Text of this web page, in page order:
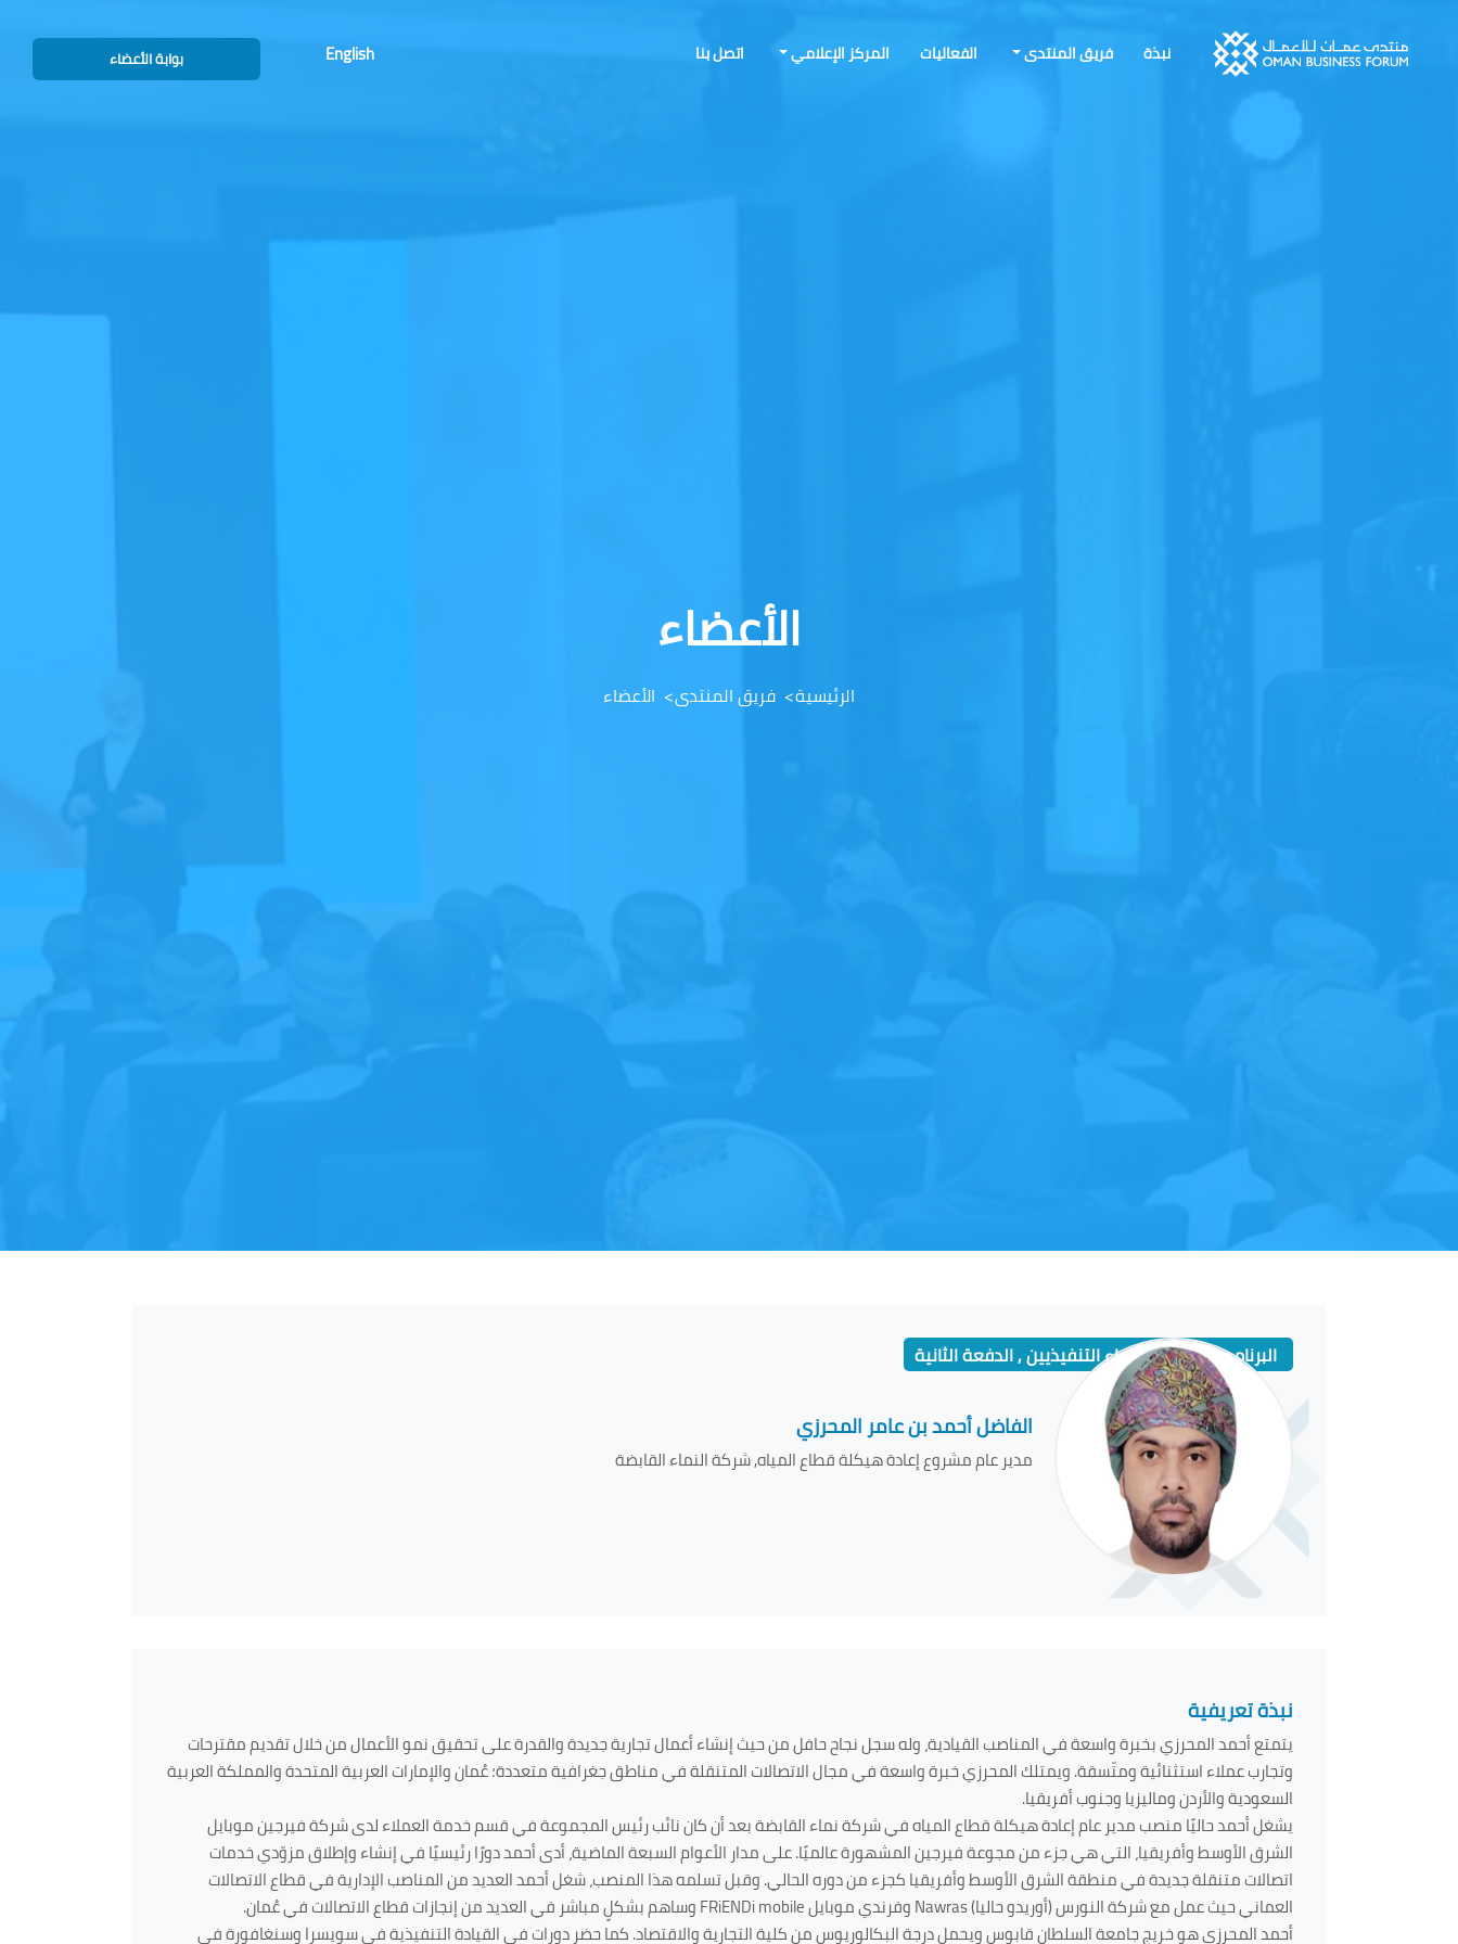
نبذة فريق المنتدى الفعاليات المركز الإعلامي اتصل بنا English بوابة الأعضاء
الأعضاء
الرئيسية فريق المنتدى الأعضاء
البرنامج الوطني للرؤساء التنفيذيين , الدفعة الثانية
الفاضل أحمد بن عامر المحرزي
مدير عام مشروع إعادة هيكلة قطاع المياه, شركة النماء القابضة
نبذة تعريفية
يتمتع أحمد المحرزي بخبرة واسعة في المناصب القيادية، وله سجل نجاح حافل من حيث إنشاء أعمال تجارية جديدة والقدرة على تحقيق نمو الأعمال من خلال تقديم مقترحات
وتجارب عملاء استثنائية ومتّسقة. ويمتلك المحرزي خبرة واسعة في مجال الاتصالات المتنقلة في مناطق جغرافية متعددة؛ عُمان والإمارات العربية المتحدة والمملكة العربية
السعودية والأردن وماليزيا وجنوب أفريقيا.
يشغل أحمد حاليًا منصب مدير عام إعادة هيكلة قطاع المياه في شركة نماء القابضة بعد أن كان نائب رئيس المجموعة في قسم خدمة العملاء لدى شركة فيرجين موبايل
الشرق الأوسط وأفريقيا، التي هي جزء من مجوعة فيرجين المشهورة عالميًا. على مدار الأعوام السبعة الماضية، أدى أحمد دورًا رئيسيًا في إنشاء وإطلاق مزوّدي خدمات
اتصالات متنقلة جديدة في منطقة الشرق الأوسط وأفريقيا كجزء من دوره الحالي. وقبل تسلمه هذا المنصب، شغل أحمد العديد من المناصب الإدارية في قطاع الاتصالات
العماني حيث عمل مع شركة النورس (أوريدو حاليا)Nawrasوفرندي موبايلFRiENDi mobileوساهم بشكلٍ مباشر في العديد من إنجازات قطاع الاتصالات في عُمان.
أحمد المحرزي هو خريج جامعة السلطان قابوس ويحمل درجة البكالوريوس من كلية التجارية والاقتصاد. كما حضر دورات في القيادة التنفيذية في سويسرا وسنغافورة في